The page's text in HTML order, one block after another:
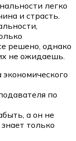
легко
и страсть.
решено, однако
не ожидаешь.
по
а он не
только